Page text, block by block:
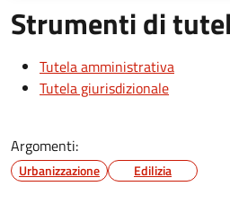
Strumenti di
Tutela amministrativa
Tutela giurisdizionale
Argomenti:
Urbanizzazione Edilizia